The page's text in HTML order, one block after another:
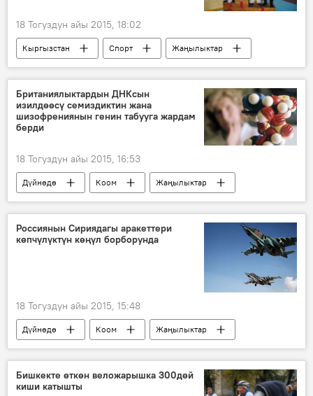
18 Тогуздун айы 2015, 18:02
Кыргызстан Спорт
Жаңылыктар
Ош
Жалал-Абад
Талас облусу
ИИМ
Британиялыктардын ДНКсын
изилдөөсү семиздиктин жана
шизофрениянын генин табууга жардам
берди
18 Тогуздун айы 2015, 16:53
Дүйнөдө Коом
Жаңылыктар
ДНК
ген мутация
дарт
геном
Россиянын Сириядагы аракеттери
көпчүлүктүн көңүл борборунда
18 Тогуздун айы 2015, 15:48
Дүйнөдө Коом
Жаңылыктар
Барак Обама
Башар Асад
аскердик аба күчтөрү
Бишкекте өткөн веложарышка 300дөй
киши катышты